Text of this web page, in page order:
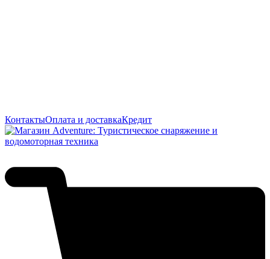
КонтактыОплата и доставкаКредит